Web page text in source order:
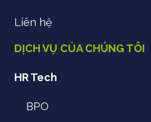
Liên hệ
DỊCH VỤ CỦA CHÚNG TÔI
HR Tech
BPO